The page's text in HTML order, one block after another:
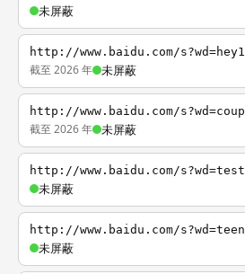
未屏蔽
http://www.baidu.com/s?wd=hey1
截至 2026 年 未屏蔽
http://www.baidu.com/s?wd=coup
截至 2026 年 未屏蔽
http://www.baidu.com/s?wd=test
未屏蔽
http://www.baidu.com/s?wd=teen
未屏蔽